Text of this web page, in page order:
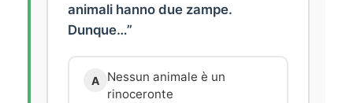
animali hanno due zampe.
Dunque…”
A
Nessun animale è un
rinoceronte